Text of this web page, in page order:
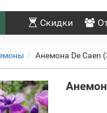
Скидки
Анемона De Caen